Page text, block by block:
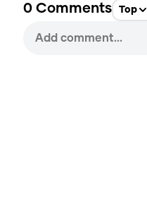
0 Comments Top